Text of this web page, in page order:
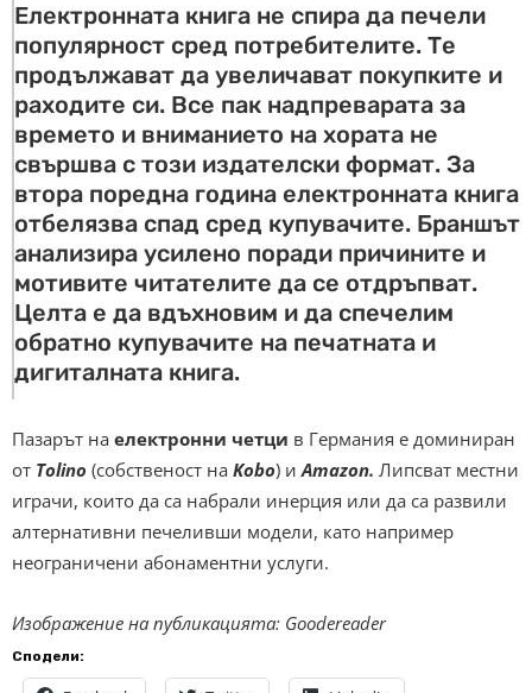
Електронната книга не спира да печели
популярност сред потребителите. Те
продължават да увеличават покупките и
раходите си. Все пак надпреварата за
времето и вниманието на хората не
свършва с този издателски формат. За
втора поредна година електронната книга
отбелязва спад сред купувачите. Браншът
анализира усилено поради причините и
мотивите читателите да се отдръпват.
Целта е да вдъхновим и да спечелим
обратно купувачите на печатната и
дигиталната книга.
Пазарът на електронни четци в Германия е доминиран
от Tolino (собственост на Kobo) и Amazon. Липсват местни
играчи, които да са набрали инерция или да са развили
алтернативни печеливши модели, като например
неограничени абонаментни услуги.
Изображение на публикацията: Goodereader
Сподели: